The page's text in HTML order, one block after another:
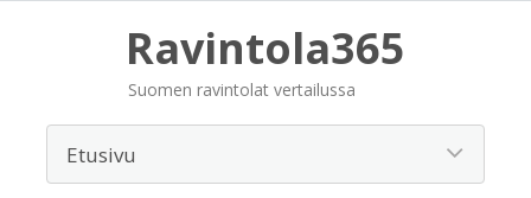
Ravintola365
Suomen ravintolat vertailussa